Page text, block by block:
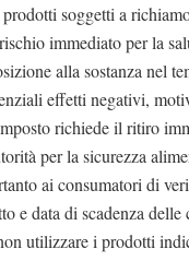
soggetti a
immediato per la
alla sostanza nel
effetti negativi,
richiede il ritiro
per la sicurezza
ai consumatori di
e data di scadenza delle
utilizzare i prodotti